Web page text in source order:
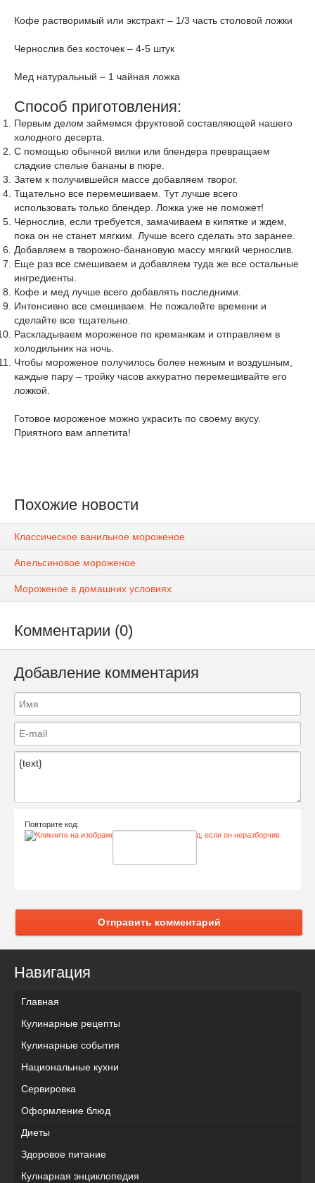
Кофе растворимый или экстракт – 1/3 часть столовой ложки
Чернослив без косточек – 4-5 штук
Мед натуральный – 1 чайная ложка
Способ приготовления:
Первым делом займемся фруктовой составляющей нашего
холодного десерта.
С помощью обычной вилки или блендера превращаем
сладкие спелые бананы в пюре.
Затем к получившейся массе добавляем творог.
Тщательно все перемешиваем. Тут лучше всего
использовать только блендер. Ложка уже не поможет!
Чернослив, если требуется, замачиваем в кипятке и ждем,
пока он не станет мягким. Лучше всего сделать это заранее.
Добавляем в творожно-банановую массу мягкий чернослив.
Еще раз все смешиваем и добавляем туда же все остальные
ингредиенты.
Кофе и мед лучше всего добавлять последними.
Интенсивно все смешиваем. Не пожалейте времени и
сделайте все тщательно.
Раскладываем мороженое по креманкам и отправляем в
холодильник на ночь.
Чтобы мороженое получилось более нежным и воздушным,
каждые пару – тройку часов аккуратно перемешивайте его
ложкой.
Готовое мороженое можно украсить по своему вкусу.
Приятного вам аппетита!
Похожие новости
Классическое ванильное мороженое
Апельсиновое мороженое
Мороженое в домашних условиях
Комментарии (0)
Добавление комментария
Повторите код:
Отправить комментарий
Навигация
Главная
Кулинарные рецепты
Кулинарные события
Национальные кухни
Сервировка
Оформление блюд
Диеты
Здоровое питание
Кулнарная энциклопедия